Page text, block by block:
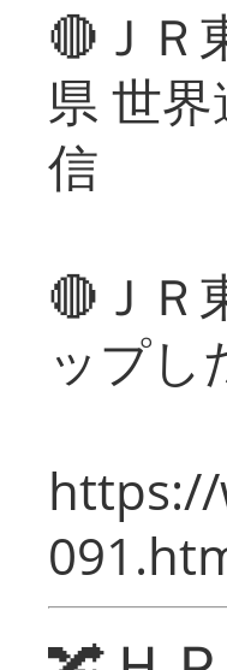
🔴ＪＲ
県 世
信
🔴ＪＲ
ップし